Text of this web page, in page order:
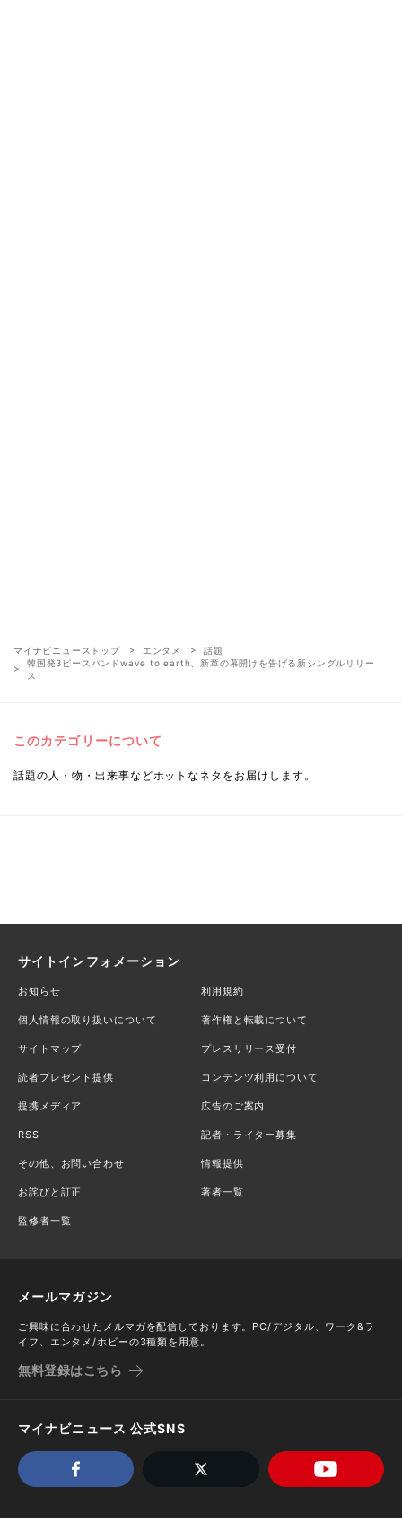
マイナビニューストップ エンタメ
話題
韓国発3ピースバンドwave to earth、新章の幕開けを告げる新シングルリリー
ス
このカテゴリーについて
話題の人・物・出来事などホットなネタをお届けします。
サイトインフォメーション
お知らせ 利用規約
個人情報の取り扱いについて 著作権と転載について
サイトマップ プレスリリース受付
読者プレゼント提供 コンテンツ利用について
提携メディア 広告のご案内
RSS 記者・ライター募集
その他、お問い合わせ 情報提供
お詫びと訂正 著者一覧
監修者一覧
メールマガジン
ご興味に合わせたメルマガを配信しております。PC/デジタル、ワーク&ラ
イフ、エンタメ/ホビーの3種類を用意。
無料登録はこちら
マイナビニュース 公式SNS